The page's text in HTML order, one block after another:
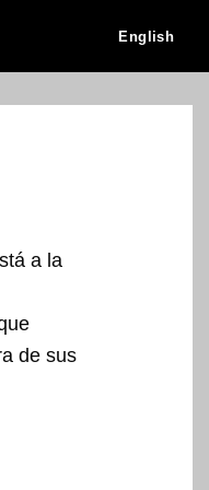
English
a la
de sus